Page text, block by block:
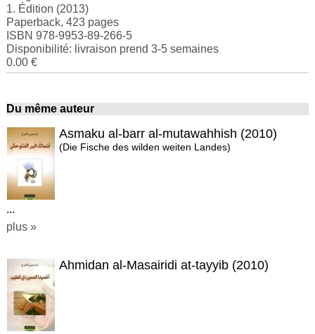
1. Édition (2013)
Paperback, 423 pages
ISBN 978-9953-89-266-5
Disponibilité: livraison prend 3-5 semaines
0.00 €
Du même auteur
Asmaku al-barr al-mutawahhish (2010)
(Die Fische des wilden weiten Landes)
...
plus »
Ahmidan al-Masairidi at-tayyib (2010)